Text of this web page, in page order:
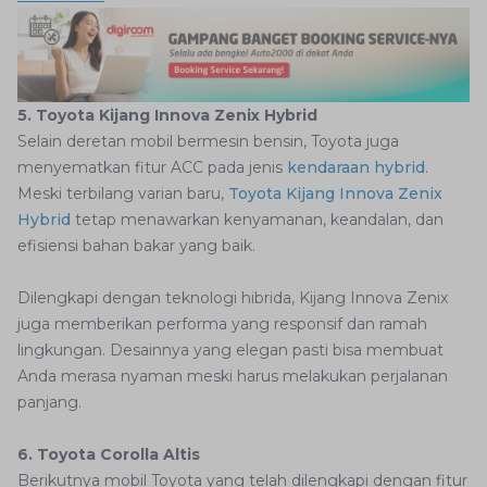
5. Toyota Kijang Innova Zenix Hybrid
Selain deretan mobil bermesin bensin, Toyota juga
menyematkan fitur ACC pada jenis kendaraan hybrid.
Meski terbilang varian baru, Toyota Kijang Innova Zenix
Hybrid tetap menawarkan kenyamanan, keandalan, dan
efisiensi bahan bakar yang baik.
Dilengkapi dengan teknologi hibrida, Kijang Innova Zenix
juga memberikan performa yang responsif dan ramah
lingkungan. Desainnya yang elegan pasti bisa membuat
Anda merasa nyaman meski harus melakukan perjalanan
panjang.
6. Toyota Corolla Altis
Berikutnya mobil Toyota yang telah dilengkapi dengan fitur